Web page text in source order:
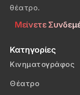
θέατρο.
Μείνετε
Κατηγορίες
Κινηματογράφος
Θέατρο